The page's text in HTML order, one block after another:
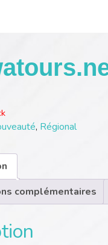
, Régional
complémentaires